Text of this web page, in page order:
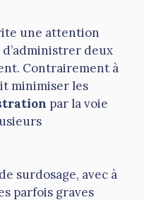
une attention
d’administrer deux
Contrairement à
minimiser les
par la voie
surdosage, avec à
parfois graves